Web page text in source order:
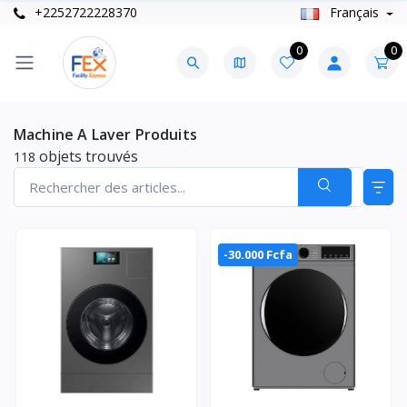
+2252722228370 Français
0 0
Machine A Laver Produits
118 objets trouvés
-30.000 Fcfa